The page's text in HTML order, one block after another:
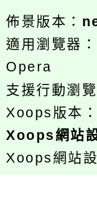
佈景版本：
適用瀏覽器
Opera
支援行動瀏
Xoops版本
Xoops網站
Xoops網站